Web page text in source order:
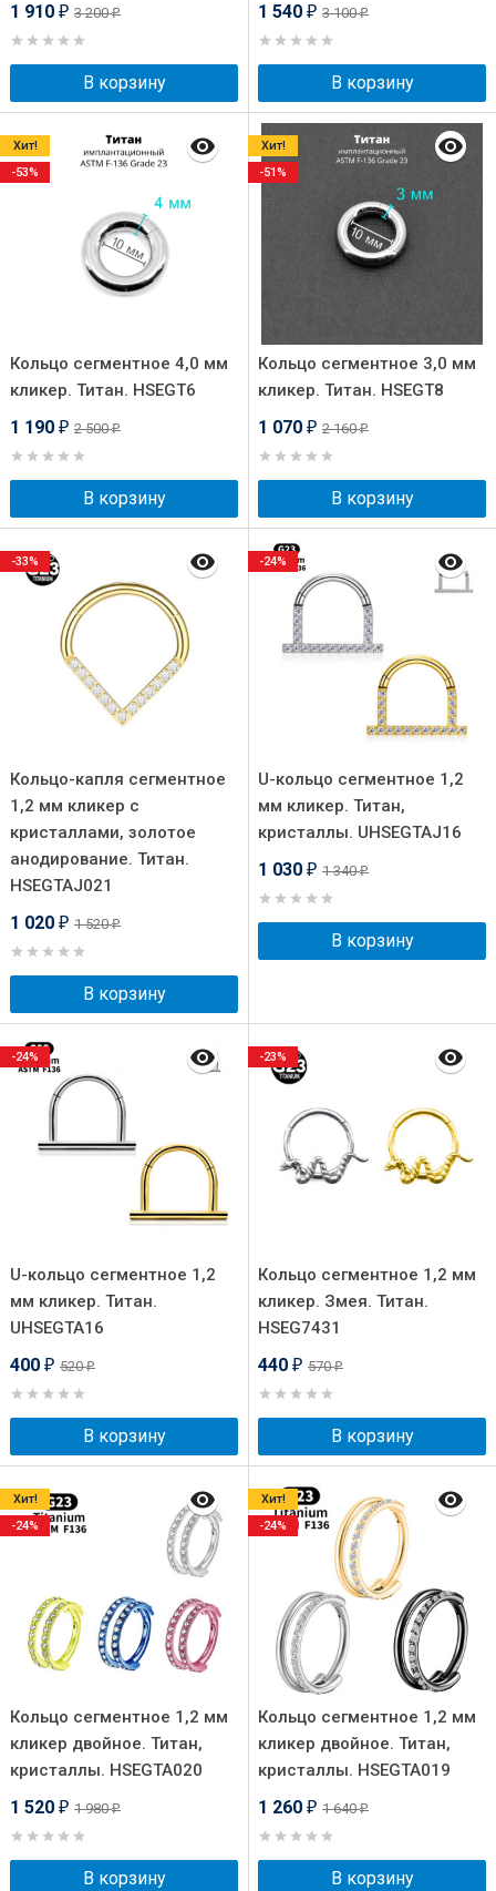
1 910 ₽ 3 200₽
В корзину
1 540 ₽ 3 100₽
В корзину
Кольцо сегментное 4,0 мм
кликер. Титан. HSEGT6
1 190 ₽ 2 500₽
В корзину
Хит!
-53%
Кольцо сегментное 3,0 мм
кликер. Титан. HSEGT8
1 070 ₽ 2 160₽
В корзину
Хит!
-51%
Кольцо-капля сегментное
1,2 мм кликер с
кристаллами, золотое
анодирование. Титан.
HSEGTAJ021
1 020 ₽ 1 520₽
В корзину
-33%
U-кольцо сегментное 1,2
мм кликер. Титан,
кристаллы. UHSEGTAJ16
1 030 ₽ 1 340₽
В корзину
-24%
U-кольцо сегментное 1,2
мм кликер. Титан.
UHSEGTA16
400 ₽ 520₽
В корзину
-24%
Кольцо сегментное 1,2 мм
кликер. Змея. Титан.
HSEG7431
440 ₽ 570₽
В корзину
-23%
Кольцо сегментное 1,2 мм
кликер двойное. Титан,
кристаллы. HSEGTA020
1 520 ₽ 1 980₽
В корзину
Хит!
-24%
Кольцо сегментное 1,2 мм
кликер двойное. Титан,
кристаллы. HSEGTA019
1 260 ₽ 1 640₽
В корзину
Хит!
-24%